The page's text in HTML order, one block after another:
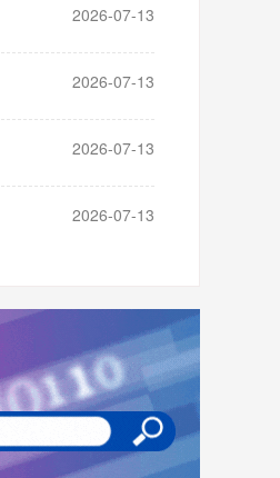
2026-07-13
2026-07-13
2026-07-13
2026-07-13